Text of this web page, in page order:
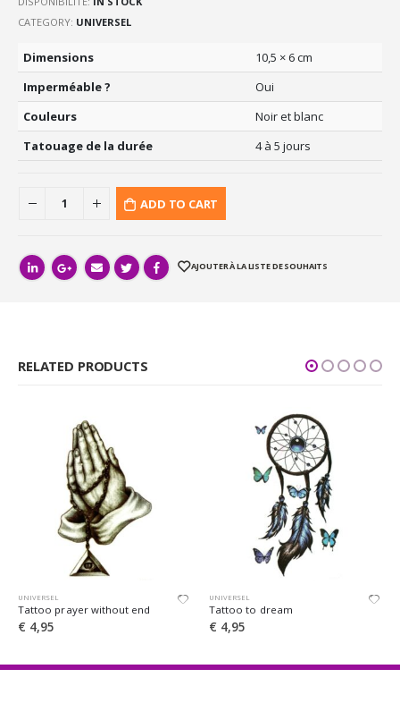
CATEGORY: UNIVERSEL
Dimensions
10,5 × 6 cm
Imperméable ?
Oui
Couleurs
Noir et blanc
Tatouage de la durée
4 à 5 jours
ADD TO CART
AJOUTER À LA LISTE DE SOUHAITS
RELATED PRODUCTS
UNIVERSEL
Tattoo to dream
€
UNIVERSEL
Tattoo triple palm tree
€